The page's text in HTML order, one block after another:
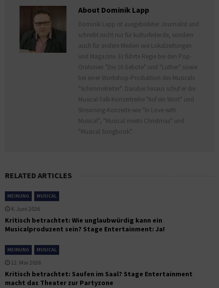
About Dominik Lapp
Dominik Lapp ist ausgebildeter Journalist und
schreibt nicht nur für kulturfeder.de, sondern
auch für andere Medien wie Lokalzeitungen
und Magazine. Er führte Regie bei den Pop-
Oratorien "Die 10 Gebote" und "Luther" sowie
bei einer Workshop-Produktion des Musicals
"Schimmelreiter". Darüber hinaus schuf er die
Musical-Talk-Konzertreihe "Auf ein Wort" und
Streaming-Konzerte wie "In Love with
Musical", "Musical meets Christmas" und
"Musical Songbook".
RELATED ARTICLES
MEINUNG MUSICAL
4. Juni 2026
Kritisch betrachtet: Wie unglaubwürdig kann ein
Musicalproduzent sein? Stage Entertainment: Ja!
MEINUNG MUSICAL
12. Mai 2026
Kritisch betrachtet: Saufen im Saal? Stage Entertainment
macht das Theater zur Partyzone